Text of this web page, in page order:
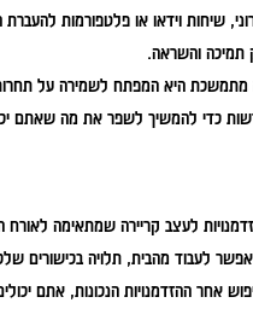
שיחות וידאו או פלטפורמות להעברת
תמיכה והשראה.
מתמשכת היא המפתח לשמירה על
כדי להמשיך לשפר את מה שאתם
לעצב קריירה שמתאימה לאורח
לעבוד מהבית, תלויה בכישורים
אחר ההזדמנויות הנכונות, אתם